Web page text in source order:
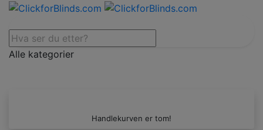
Alle kategorier
Handlekurven er tom!